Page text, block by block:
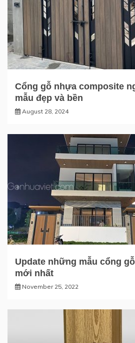
Cổng gỗ nhựa composite
mẫu đẹp và bền
August 28, 2024
Update những mẫu cổng
mới nhất
November 25, 2022